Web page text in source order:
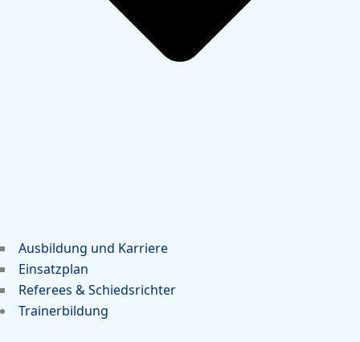
Ausbildung und Karriere
Einsatzplan
Referees & Schiedsrichter
Trainerbildung